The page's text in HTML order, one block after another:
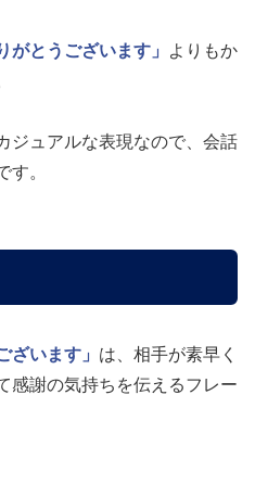
がとうございます」
よりもか
ジュアルな表現なので、会話
す。
ざいます」 は、相手が素早く
感謝の気持ちを伝えるフレー